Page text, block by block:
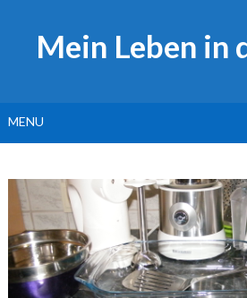
contentMein Leben in
MENU